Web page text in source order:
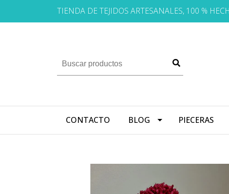
TIENDA DE TEJIDOS ARTESANALES, 100 %
CONTACTO BLOG PIECERAS